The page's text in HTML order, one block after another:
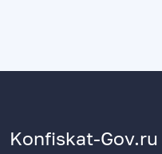
Konfiskat-Gov.ru